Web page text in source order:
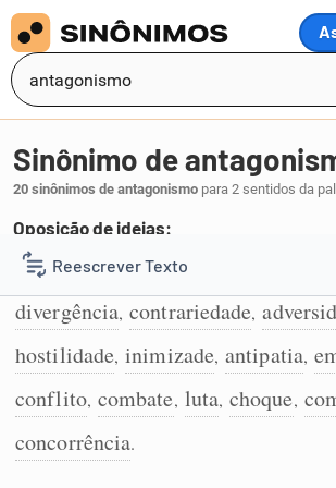
Reescrever Texto
Resumir Texto
Corrigir Texto
Detector de IA
Sinônimo de
20 sinônimos de antagonismo para 2 sentidos da
Oposição de ideias:
1 oposição,incompatibilidade
divergência, contrariedade,
hostilidade, inimizade, antipatia,
conflito, combate, luta, choque,
concorrência.